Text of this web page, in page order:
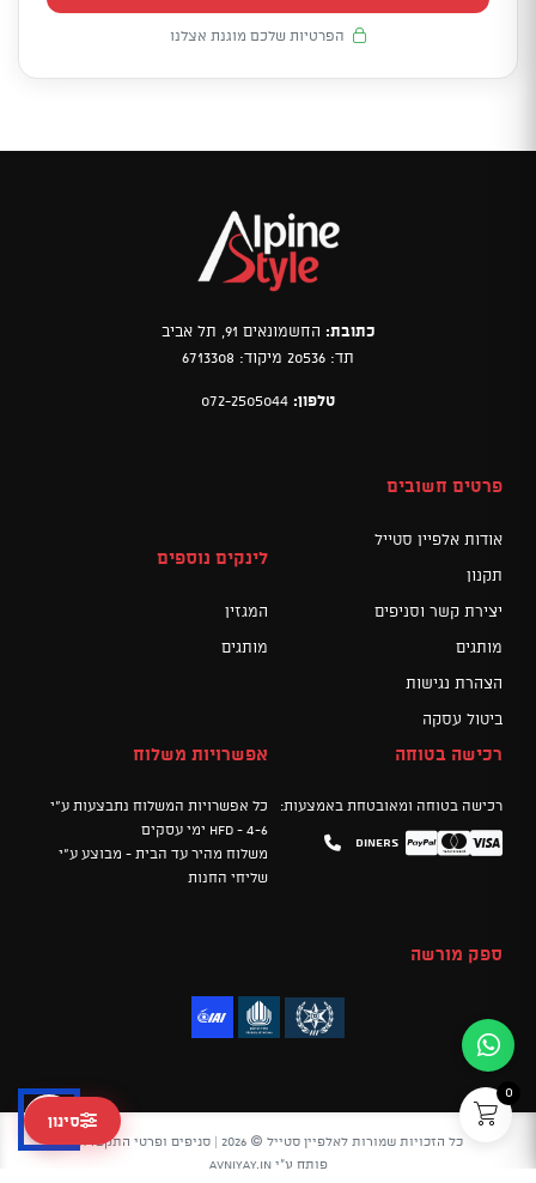
סינון
הפרטיות שלכם מוגנת אצלנו
כתובת: החשמונאים 91, תל אביב
תד: 20536 מיקוד: 6713308
טלפון: 072-2505044
פרטים חשובים
אודות אלפיין סטייל
תקנון
יצירת קשר וסניפים
מותגים
הצהרת נגישות
ביטול עסקה
לינקים נוספים
המגזין
מותגים
רכישה בטוחה
רכישה בטוחה ומאובטחת באמצעות:
Visa
Mastercard
PayPal
Diners
אפשרויות משלוח
כל אפשרויות המשלוח נתבצעות ע"י
HFD - 4-6 ימי עסקים
משלוח מהיר עד הבית - מבוצע ע"י
שליחי החנות
ספק מורשה
כל הזכויות שמורות לאלפיין סטייל © 2026 |
סניפים ופרטי התקשרות
פותח ע"יavniyay.in
0